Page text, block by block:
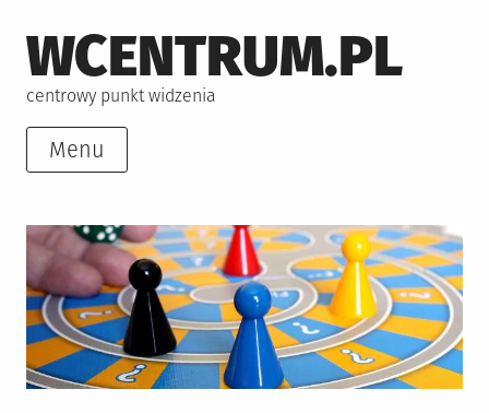
to
content
WCENTRUM.PL
centrowy punkt widzenia
Menu